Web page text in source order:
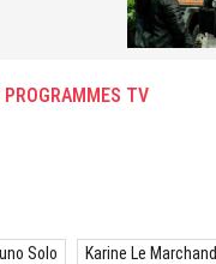
TV
Solo Karine Le Marchand